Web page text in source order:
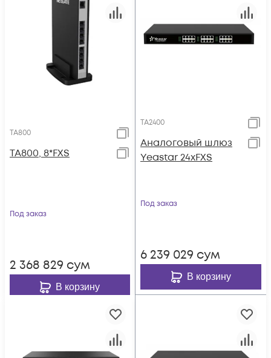
TA800
TA800, 8*FXS
Под заказ
2 368 829 сум
В корзину
TA2400
Аналоговый шлюз
Yeastar 24xFXS
Под заказ
6 239 029 сум
В корзину